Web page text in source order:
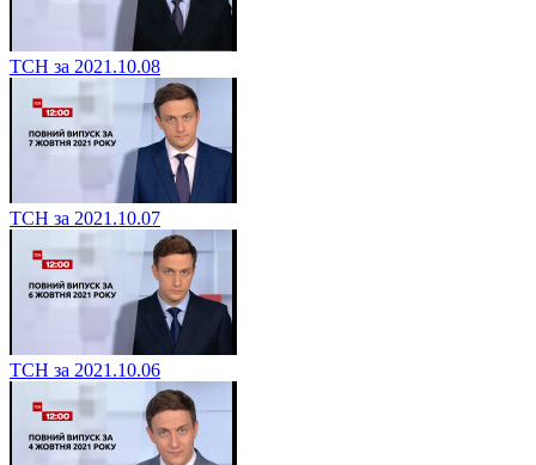
ТСН за 2021.10.08
ТСН за 2021.10.07
ТСН за 2021.10.06